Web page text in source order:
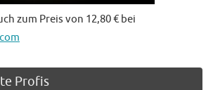
zum Preis von 12,80 € bei
Profis